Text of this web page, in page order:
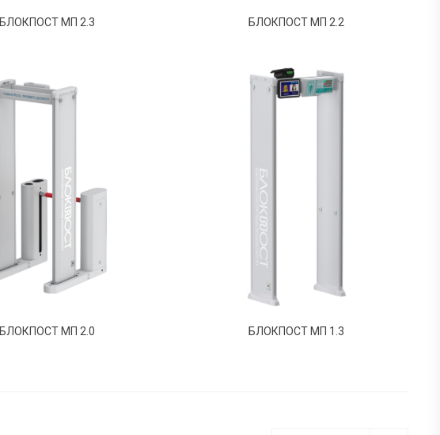
БЛОКПОСТ МП 2.3 БЛОКПОСТ МП 2.2
БЛОКПОСТ МП 2.0 БЛОКПОСТ МП 1.3